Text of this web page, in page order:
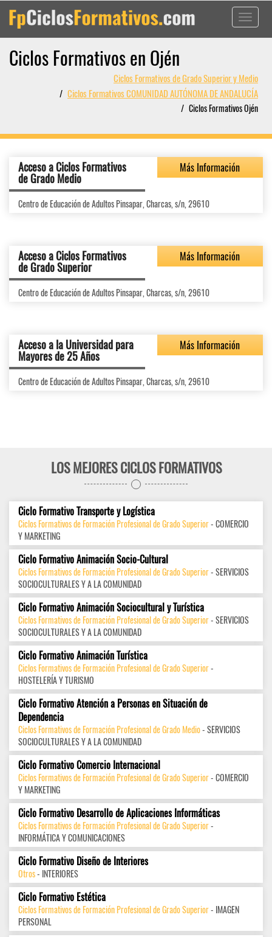
Toggle
Ciclos Formativos en Ojén
Ciclos Formativos de Grado Superior y Medio
Ciclos Formativos COMUNIDAD AUTÓNOMA DE ANDALUCÍA
Ciclos Formativos Ojén
Acceso a Ciclos Formativos
de Grado Medio
Más Información
Centro de Educación de Adultos Pinsapar, Charcas, s/n, 29610
Acceso a Ciclos Formativos
de Grado Superior
Más Información
Centro de Educación de Adultos Pinsapar, Charcas, s/n, 29610
Acceso a la Universidad para
Mayores de 25 Años
Más Información
Centro de Educación de Adultos Pinsapar, Charcas, s/n, 29610
LOS MEJORES CICLOS FORMATIVOS
Ciclo Formativo Transporte y Logística
Ciclos Formativos de Formación Profesional de Grado Superior- COMERCIO
Y MARKETING
Ciclo Formativo Animación Socio-Cultural
Ciclos Formativos de Formación Profesional de Grado Superior- SERVICIOS
SOCIOCULTURALES Y A LA COMUNIDAD
Ciclo Formativo Animación Sociocultural y Turística
Ciclos Formativos de Formación Profesional de Grado Superior- SERVICIOS
SOCIOCULTURALES Y A LA COMUNIDAD
Ciclo Formativo Animación Turística
Ciclos Formativos de Formación Profesional de Grado Superior-
HOSTELERÍA Y TURISMO
Ciclo Formativo Atención a Personas en Situación de
Dependencia
Ciclos Formativos de Formación Profesional de Grado Medio- SERVICIOS
SOCIOCULTURALES Y A LA COMUNIDAD
Ciclo Formativo Comercio Internacional
Ciclos Formativos de Formación Profesional de Grado Superior- COMERCIO
Y MARKETING
Ciclo Formativo Desarrollo de Aplicaciones Informáticas
Ciclos Formativos de Formación Profesional de Grado Superior-
INFORMÁTICA Y COMUNICACIONES
Ciclo Formativo Diseño de Interiores
Otros- INTERIORES
Ciclo Formativo Estética
Ciclos Formativos de Formación Profesional de Grado Superior- IMAGEN
PERSONAL